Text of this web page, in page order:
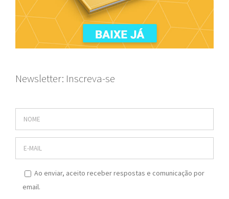
Newsletter: Inscreva-se
Ao enviar, aceito receber respostas e comunicação por
email.